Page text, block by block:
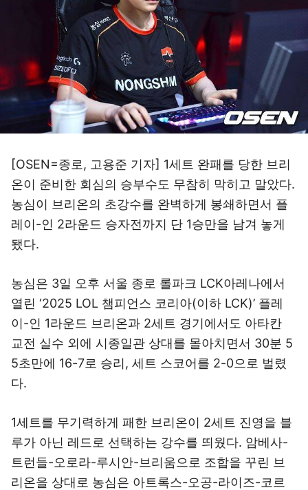
[OSEN=종로, 고용준 기자] 1세트 완패를 당한 브리
온이 준비한 회심의 승부수도 무참히 막히고 말았다.
농심이 브리온의 초강수를 완벽하게 봉쇄하면서 플
레이-인 2라운드 승자전까지 단 1승만을 남겨 놓게
됐다.
농심은 3일 오후 서울 종로 롤파크 LCK아레나에서
열린 ‘2025 LOL 챔피언스 코리아(이하 LCK)’ 플레
이-인 1라운드 브리온과 2세트 경기에서도 아타칸
교전 실수 외에 시종일관 상대를 몰아치면서 30분 5
5초만에 16-7로 승리, 세트 스코어를 2-0으로 벌렸
다.
1세트를 무기력하게 패한 브리온이 2세트 진영을 블
루가 아닌 레드로 선택하는 강수를 띄웠다. 암베사-
트런들-오로라-루시안-브리움으로 조합을 꾸린 브
리온을 상대로 농심은 아트록스-오공-라이즈-코르